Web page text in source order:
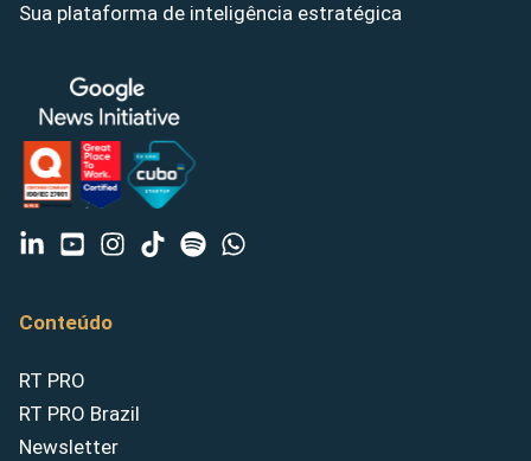
Sua plataforma de inteligência estratégica
Conteúdo
RT PRO
RT PRO Brazil
Newsletter